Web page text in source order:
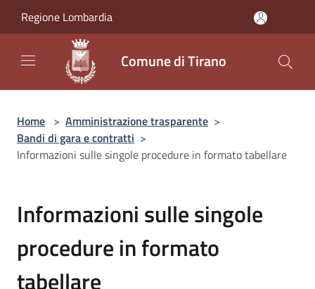
Regione Lombardia
Comune di Tirano
Home > Amministrazione trasparente >
Bandi di gara e contratti >
Informazioni sulle singole procedure in formato tabellare
Informazioni sulle singole
procedure in formato
tabellare